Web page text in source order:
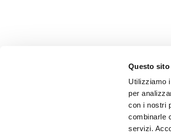
Questo
Utilizziamo
per
con i nostri
combinarle
servizi.